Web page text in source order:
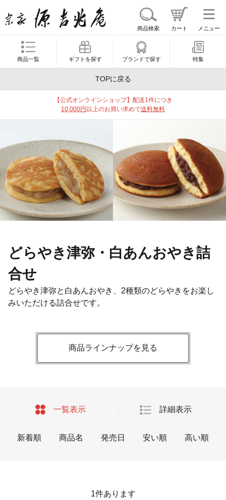
商品検索 カート メニュー
商品一覧 ギフトを探す ブランドで探す 特集
TOPに戻る
【公式オンラインショップ】配送1件につき
10,000円 以上のお買い求めで送料無料
どらやき津弥・白あんおやき詰
合せ
どらやき津弥と白あんおやき、2種類のどらやきをお楽し
みいただける詰合せです。
商品ラインナップを見る
一覧表示 詳細表示
新着順 商品名 発売日 安い順 高い順
1件あります